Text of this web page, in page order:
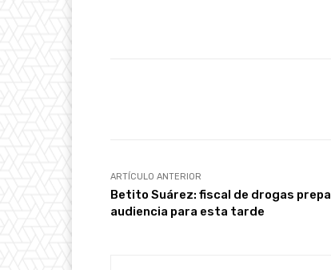
ARTÍCULO ANTERIOR
Betito Suárez: fiscal de drogas
audiencia para esta tarde